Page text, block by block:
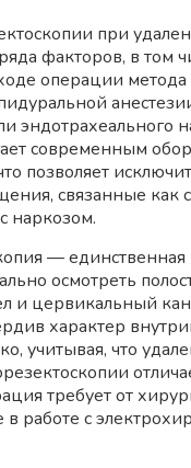
при
факторов, в том
операции метода
эндотрахеального
современным
позволяет
связанные как
наркозом.
— единственная
осмотреть
и цервикальный
характер
учитывая, что
требует от
в работе с